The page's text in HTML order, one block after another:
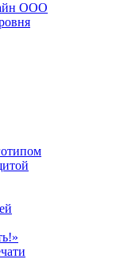
ООО